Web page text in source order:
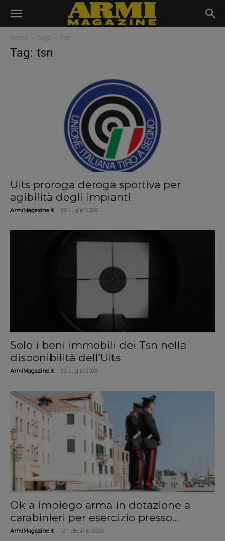
Home Tags Tsn
Tag: tsn
Uits proroga deroga sportiva per
agibilità degli impianti
ArmiMagazine.it 28 Luglio 2026
Solo i beni immobili dei Tsn nella
disponibilità dell’Uits
ArmiMagazine.it 23 Luglio 2026
Ok a impiego arma in dotazione a
carabinieri per esercizio presso...
ArmiMagazine.it 12 Febbraio 2026